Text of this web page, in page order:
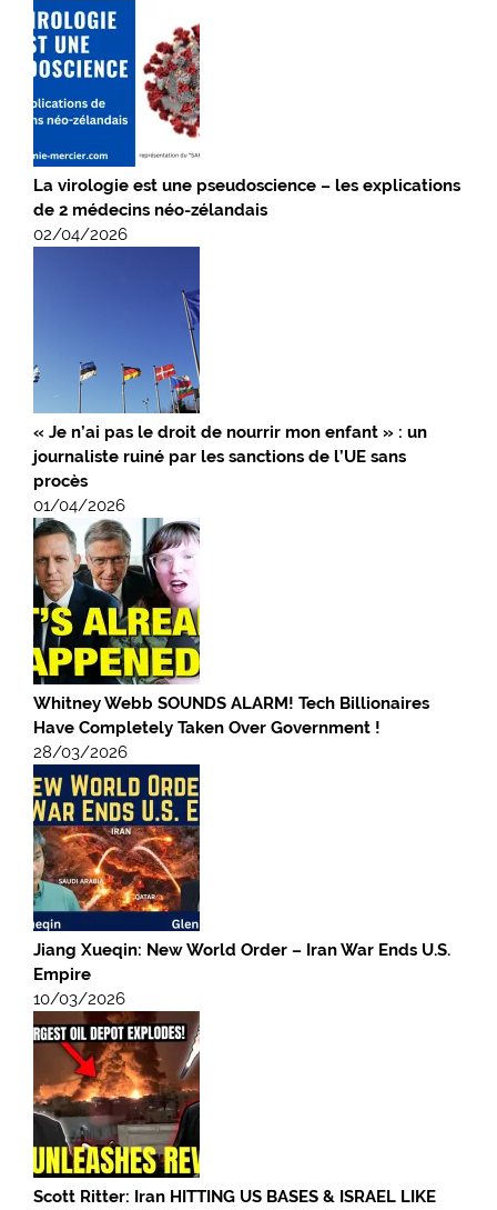
La virologie est une pseudoscience – les explications
de 2 médecins néo-zélandais
02/04/2026
« Je n’ai pas le droit de nourrir mon enfant » : un
journaliste ruiné par les sanctions de l’UE sans
procès
01/04/2026
Whitney Webb SOUNDS ALARM! Tech Billionaires
Have Completely Taken Over Government !
28/03/2026
Jiang Xueqin: New World Order – Iran War Ends U.S.
Empire
10/03/2026
Scott Ritter: Iran HITTING US BASES & ISRAEL LIKE